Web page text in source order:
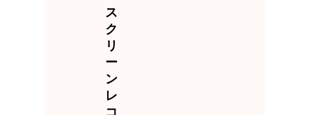
ス
ク
リ
ー
ン
レ
コ